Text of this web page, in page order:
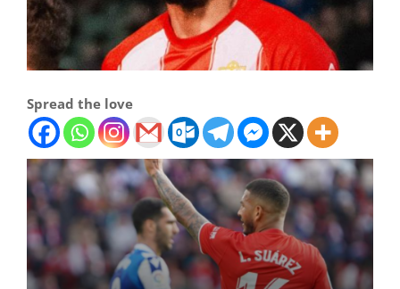
Spread the love